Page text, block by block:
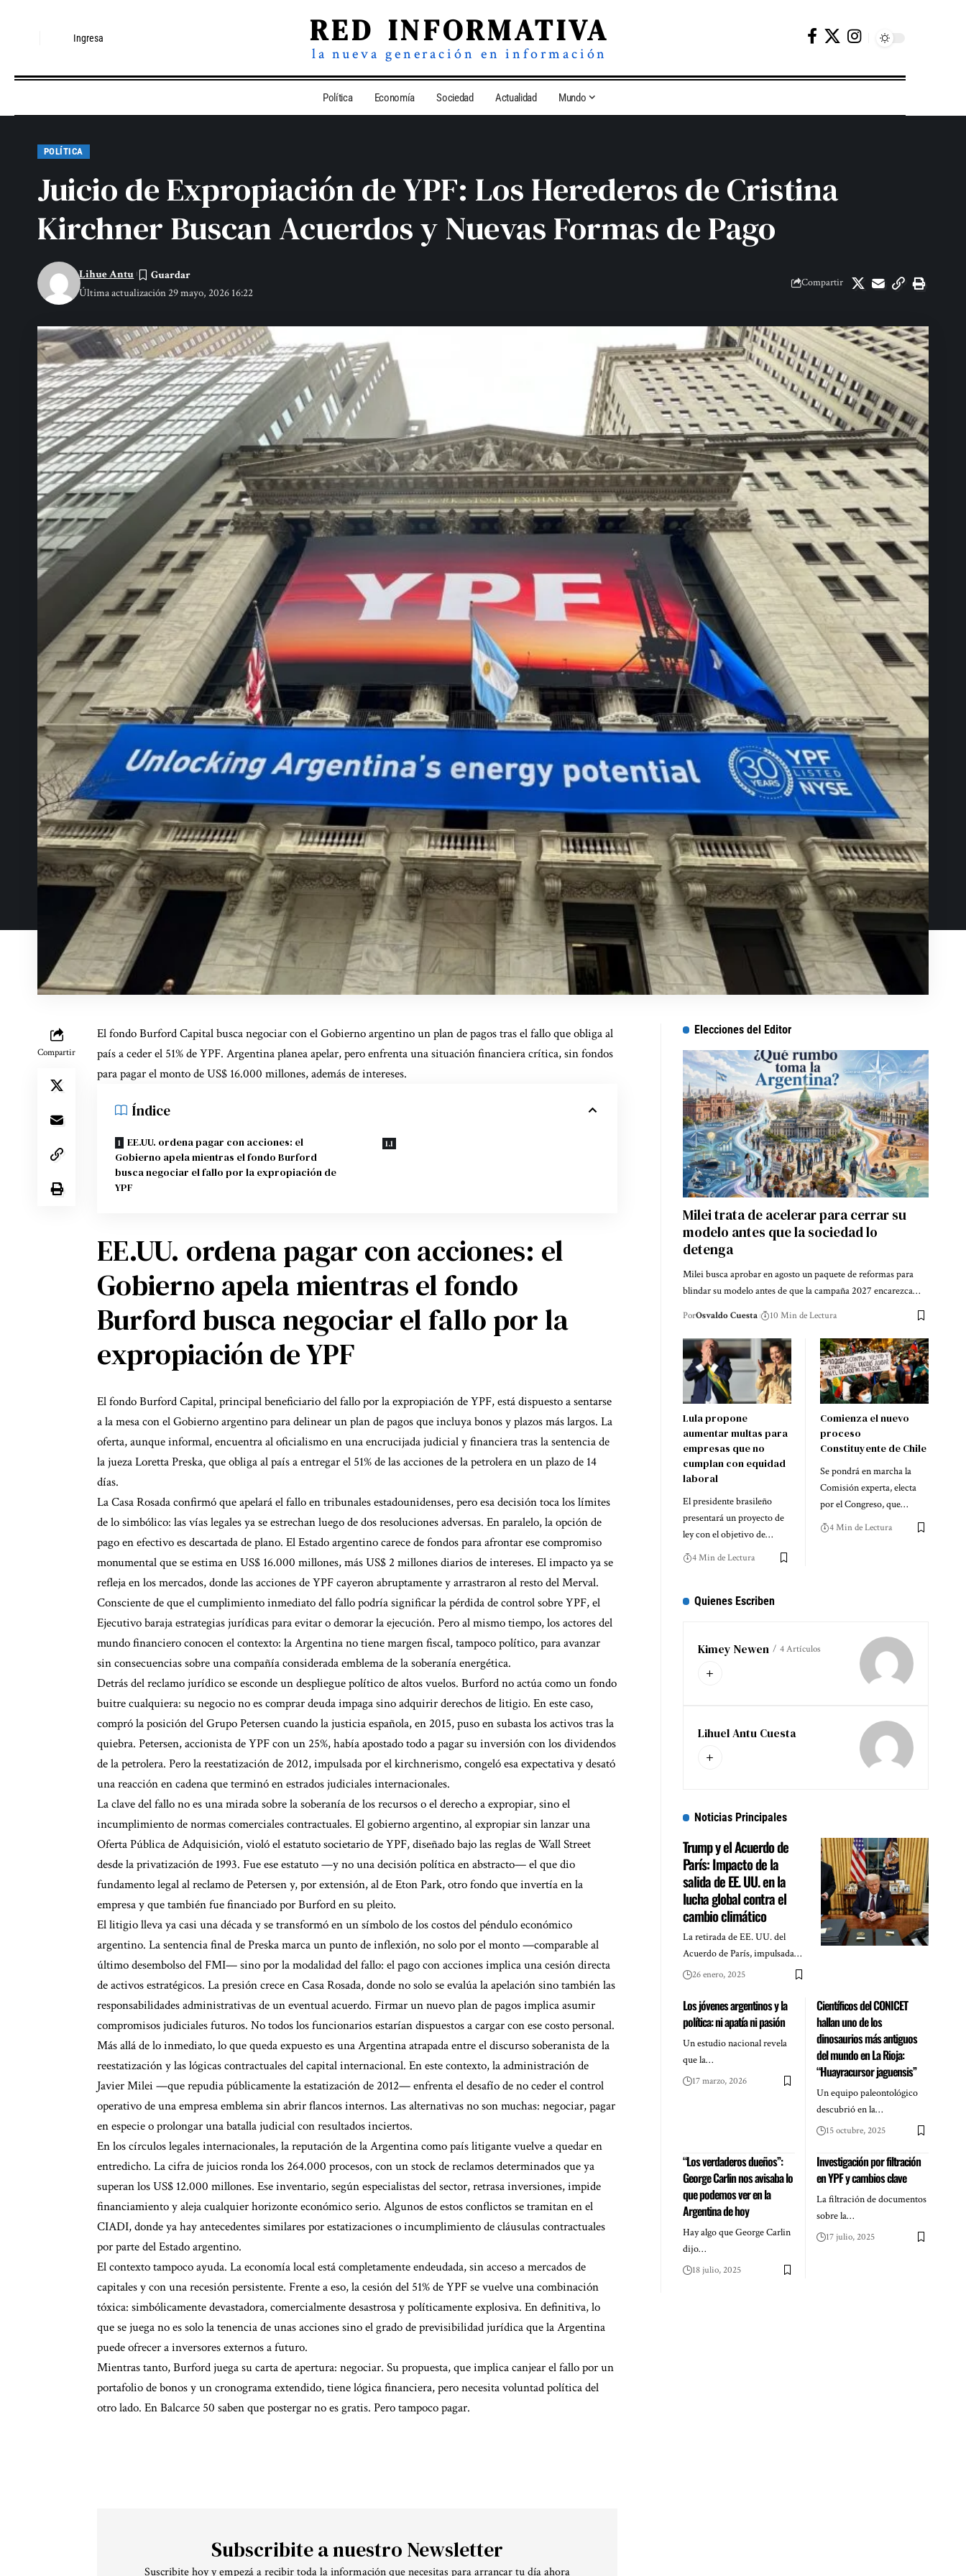
Ingresa RED INFORMATIVA
la nueva generación en información
Política Economía Sociedad Actualidad Mundo
POLÍTICA
Juicio de Expropiación de YPF: Los Herederos de Cristina
Kirchner Buscan Acuerdos y Nuevas Formas de Pago
Última actualización 29 mayo, 2026 16:22
Lihue Antu
Compartir
Compartir
El fondo Burford Capital busca negociar con el Gobierno argentino un plan de pagos tras el fallo que obliga al
país a ceder el 51% de YPF. Argentina planea apelar, pero enfrenta una situación financiera crítica, sin fondos
para pagar el monto de US$ 16.000 millones, además de intereses.
Índice
EE.UU. ordena pagar con acciones: el
Gobierno apela mientras el fondo Burford
busca negociar el fallo por la expropiación de
YPF
EE.UU. ordena pagar con acciones: el
Gobierno apela mientras el fondo
Burford busca negociar el fallo por la
expropiación de YPF
El fondo Burford Capital, principal beneficiario del fallo por la expropiación de YPF, está dispuesto a sentarse
a la mesa con el Gobierno argentino para delinear un plan de pagos que incluya bonos y plazos más largos. La
oferta, aunque informal, encuentra al oficialismo en una encrucijada judicial y financiera tras la sentencia de
la jueza Loretta Preska, que obliga al país a entregar el 51% de las acciones de la petrolera en un plazo de 14
días.
La Casa Rosada confirmó que apelará el fallo en tribunales estadounidenses, pero esa decisión toca los límites
de lo simbólico: las vías legales ya se estrechan luego de dos resoluciones adversas. En paralelo, la opción de
pago en efectivo es descartada de plano. El Estado argentino carece de fondos para afrontar ese compromiso
monumental que se estima en US$ 16.000 millones, más US$ 2 millones diarios de intereses. El impacto ya se
refleja en los mercados, donde las acciones de YPF cayeron abruptamente y arrastraron al resto del Merval.
Consciente de que el cumplimiento inmediato del fallo podría significar la pérdida de control sobre YPF, el
Ejecutivo baraja estrategias jurídicas para evitar o demorar la ejecución. Pero al mismo tiempo, los actores del
mundo financiero conocen el contexto: la Argentina no tiene margen fiscal, tampoco político, para avanzar
sin consecuencias sobre una compañía considerada emblema de la soberanía energética.
Detrás del reclamo jurídico se esconde un despliegue político de altos vuelos. Burford no actúa como un fondo
buitre cualquiera: su negocio no es comprar deuda impaga sino adquirir derechos de litigio. En este caso,
compró la posición del Grupo Petersen cuando la justicia española, en 2015, puso en subasta los activos tras la
quiebra. Petersen, accionista de YPF con un 25%, había apostado todo a pagar su inversión con los dividendos
de la petrolera. Pero la reestatización de 2012, impulsada por el kirchnerismo, congeló esa expectativa y desató
una reacción en cadena que terminó en estrados judiciales internacionales.
La clave del fallo no es una mirada sobre la soberanía de los recursos o el derecho a expropiar, sino el
incumplimiento de normas comerciales contractuales. El gobierno argentino, al expropiar sin lanzar una
Oferta Pública de Adquisición, violó el estatuto societario de YPF, diseñado bajo las reglas de Wall Street
desde la privatización de 1993. Fue ese estatuto —y no una decisión política en abstracto— el que dio
fundamento legal al reclamo de Petersen y, por extensión, al de Eton Park, otro fondo que invertía en la
empresa y que también fue financiado por Burford en su pleito.
El litigio lleva ya casi una década y se transformó en un símbolo de los costos del péndulo económico
argentino. La sentencia final de Preska marca un punto de inflexión, no solo por el monto —comparable al
último desembolso del FMI— sino por la modalidad del fallo: el pago con acciones implica una cesión directa
de activos estratégicos. La presión crece en Casa Rosada, donde no solo se evalúa la apelación sino también las
responsabilidades administrativas de un eventual acuerdo. Firmar un nuevo plan de pagos implica asumir
compromisos judiciales futuros. No todos los funcionarios estarían dispuestos a cargar con ese costo personal.
Más allá de lo inmediato, lo que queda expuesto es una Argentina atrapada entre el discurso soberanista de la
reestatización y las lógicas contractuales del capital internacional. En este contexto, la administración de
Javier Milei —que repudia públicamente la estatización de 2012— enfrenta el desafío de no ceder el control
operativo de una empresa emblema sin abrir flancos internos. Las alternativas no son muchas: negociar, pagar
en especie o prolongar una batalla judicial con resultados inciertos.
En los círculos legales internacionales, la reputación de la Argentina como país litigante vuelve a quedar en
entredicho. La cifra de juicios ronda los 264.000 procesos, con un stock de reclamos determinados que ya
superan los US$ 12.000 millones. Ese inventario, según especialistas del sector, retrasa inversiones, impide
financiamiento y aleja cualquier horizonte económico serio. Algunos de estos conflictos se tramitan en el
CIADI, donde ya hay antecedentes similares por estatizaciones o incumplimiento de cláusulas contractuales
por parte del Estado argentino.
El contexto tampoco ayuda. La economía local está completamente endeudada, sin acceso a mercados de
capitales y con una recesión persistente. Frente a eso, la cesión del 51% de YPF se vuelve una combinación
tóxica: simbólicamente devastadora, comercialmente desastrosa y políticamente explosiva. En definitiva, lo
que se juega no es solo la tenencia de unas acciones sino el grado de previsibilidad jurídica que la Argentina
puede ofrecer a inversores externos a futuro.
Mientras tanto, Burford juega su carta de apertura: negociar. Su propuesta, que implica canjear el fallo por un
portafolio de bonos y un cronograma extendido, tiene lógica financiera, pero necesita voluntad política del
otro lado. En Balcarce 50 saben que postergar no es gratis. Pero tampoco pagar.
Subscribite a nuestro Newsletter
Suscribite hoy y empezá a recibir toda la información que necesitas para arrancar tu día ahora
Elecciones del Editor
Milei trata de acelerar para cerrar su
modelo antes que la sociedad lo
detenga
Milei busca aprobar en agosto un paquete de reformas para
blindar su modelo antes de que la campaña 2027 encarezca…
PorOsvaldo Cuesta 10 Min de Lectura
Lula propone
aumentar multas para
empresas que no
cumplan con equidad
laboral
El presidente brasileño
presentará un proyecto de
ley con el objetivo de…
4 Min de Lectura
Comienza el nuevo
proceso
Constituyente de Chile
Se pondrá en marcha la
Comisión experta, electa
por el Congreso, que…
4 Min de Lectura
Quienes Escriben
Kimey Newen 4 Artículos
Lihuel Antu Cuesta
Noticias Principales
Trump y el Acuerdo de
París: Impacto de la
salida de EE. UU. en la
lucha global contra el
cambio climático
La retirada de EE. UU. del
Acuerdo de París, impulsada…
26 enero, 2025
Los jóvenes argentinos y la
política: ni apatía ni pasión
Un estudio nacional revela
que la…
17 marzo, 2026
Científicos del CONICET
hallan uno de los
dinosaurios más antiguos
del mundo en La Rioja:
“Huayracursor jaguensis”
Un equipo paleontológico
descubrió en la…
15 octubre, 2025
“Los verdaderos dueños”:
George Carlin nos avisaba lo
que podemos ver en la
Argentina de hoy
Hay algo que George Carlin
dijo…
18 julio, 2025
Investigación por filtración
en YPF y cambios clave
La filtración de documentos
sobre la…
17 julio, 2025